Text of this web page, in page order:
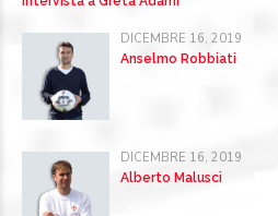
DICEMBRE 16, 2019
Anselmo Robbiati
DICEMBRE 16, 2019
Alberto Malusci